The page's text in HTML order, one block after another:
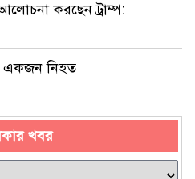
করছেন ট্রাম্প:
একজন নিহত
খবর